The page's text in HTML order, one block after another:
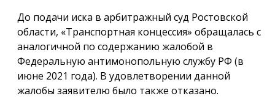
До подачи иска в арбитражный суд Ростовской
области, «Транспортная концессия» обращалась с
аналогичной по содержанию жалобой в
Федеральную антимонопольную службу РФ (в
июне 2021 года). В удовлетворении данной
жалобы заявителю было также отказано.